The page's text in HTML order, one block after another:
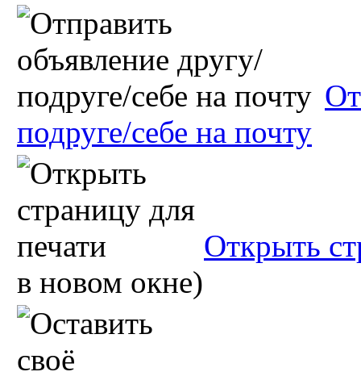
подруге/себе на почту
Открыть
в новом окне)